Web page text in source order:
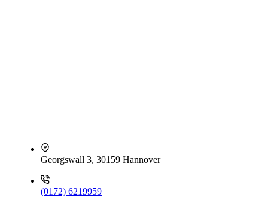
Georgswall 3, 30159 Hannover
(0172) 6219959